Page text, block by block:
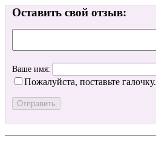
Оставить свой отзыв:
Ваше имя:
Пожалуйста, поставьте галочку.